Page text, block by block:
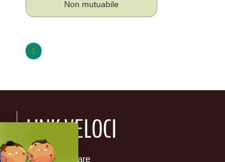
Non mutuabile
1
LINK VELOCI
Come Prenotare